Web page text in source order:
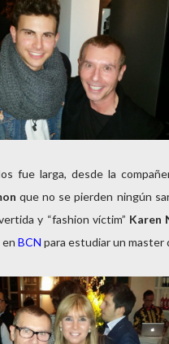
fue larga, desde la
que no se pierden ningún
y “fashion víctim” Karen
BCN para estudiar un master